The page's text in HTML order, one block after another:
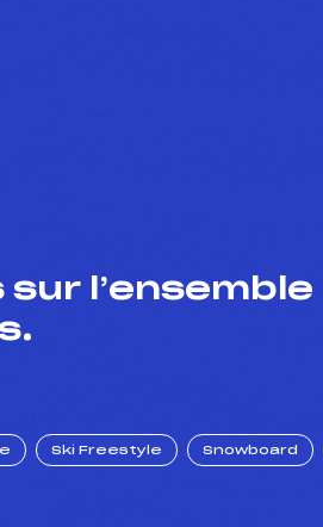
l’ensemble
Ski Freestyle Snowboard